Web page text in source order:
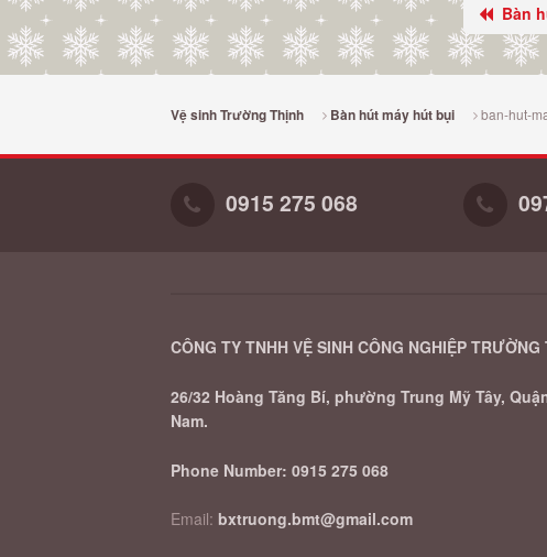
Bàn
Vệ sinh Trường Thịnh Bàn hút máy hút bụi ban-hut-
0915 275 068
CÔNG TY TNHH VỆ SINH CÔNG NGHIỆP TRƯỜNG
26/32 Hoàng Tăng Bí, phường Trung Mỹ Tây,
Nam.
Phone Number: 0915 275 068
Email: bxtruong.bmt@gmail.com